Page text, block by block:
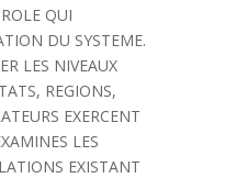
QUI
DU SYSTEME.
LES NIVEAUX
REGIONS,
EXERCENT
LES
EXISTANT